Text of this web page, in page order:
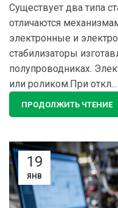
Существует два типа
отличаются
электронные и
стабилизаторы
полупроводниках.
или роликом.При откл...
ПРОДОЛЖИТЬ ЧТЕНИЕ
19
ЯНВ